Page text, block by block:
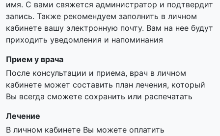
имя. С вами свяжется администратор и подтвердит
запись. Также рекомендуем заполнить в личном
кабинете вашу электронную почту. Вам на нее будут
приходить уведомления и напоминания
Прием у врача
После консультации и приема, врач в личном
кабинете может составить план лечения, который
Вы всегда сможете сохранить или распечатать
Лечение
В личном кабинете Вы можете оплатить